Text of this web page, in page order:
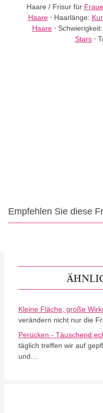
Haare / Frisur für
Haare⋅ Haarlänge:
Haare⋅ Schwierigkeit:
Stars ⋅
Empfehlen Sie diese
Kleine Fläche, große
verändern nicht nur die
Perücken - Täuschend
täglich treffen wir auf
und…